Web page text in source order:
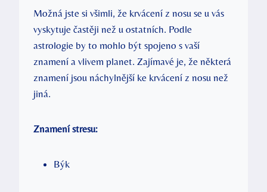
Možná jste si všimli, že krvácení z nosu se u vás
vyskytuje častěji než u ostatních. Podle
astrologie by to mohlo být spojeno s vaší
znamení a vlivem planet. Zajímavé je, že některá
znamení jsou náchylnější ke krvácení z nosu než
jiná.
Znamení stresu:
Býk